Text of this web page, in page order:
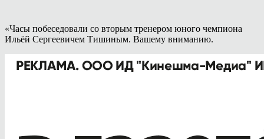
«Часы побеседовали со вторым тренером юного чемпиона
Ильёй Сергеевичем Тишиным. Вашему вниманию.